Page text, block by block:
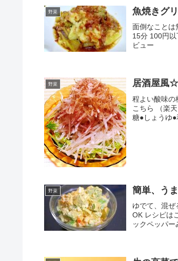
野菜 魚焼きグ
面倒なことは
15分 100円
ビュー
野菜 居酒屋風☆
程よい酸味の
こちら （楽
糖●しょうゆ
野菜 簡単、う
ゆでて、混ぜ
OK レシピは
ックペッパー